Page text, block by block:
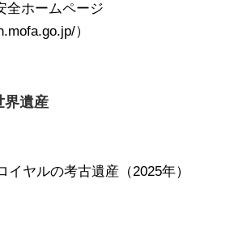
全ホームページ
）
界遺産
イヤルの考古遺産（2025年）